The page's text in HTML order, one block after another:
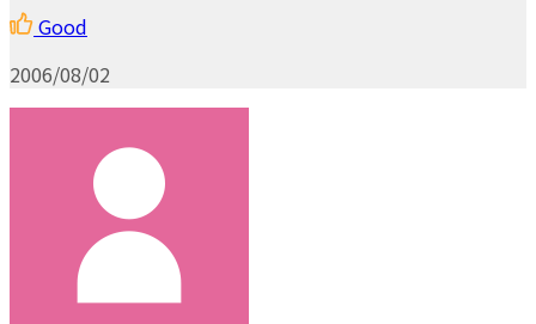
Good
2006/08/02